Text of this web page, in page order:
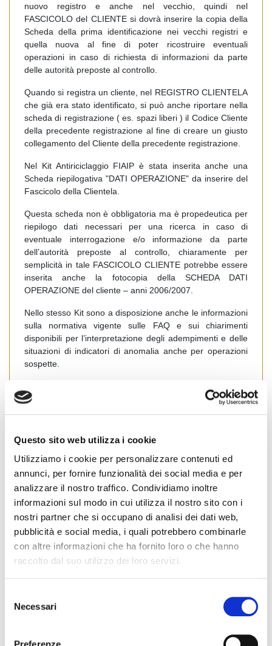
Questo sito web utilizza i cookie
Utilizziamo i cookie per personalizzare contenuti ed
annunci, per fornire funzionalità dei social media e per
analizzare il nostro traffico. Condividiamo inoltre
informazioni sul modo in cui utilizza il nostro sito con i
nostri partner che si occupano di analisi dei dati web,
pubblicità e social media, i quali potrebbero combinarle
con altre informazioni che ha fornito loro o che hanno
raccolto dal suo utilizzo dei loro servizi.
Necessari
Preferenze
nuovo registro e anche nel vecchio, quindi nel
FASCICOLO del CLIENTE si dovrà inserire la copia della
Scheda della prima identificazione nei vecchi registri e
quella nuova al fine di poter ricostruire eventuali
operazioni in caso di richiesta di informazioni da parte
delle autorità preposte al controllo.
Quando si registra un cliente, nel REGISTRO CLIENTELA
che già era stato identificato, si può anche riportare nella
scheda di registrazione ( es. spazi liberi ) il Codice Cliente
della precedente registrazione al fine di creare un giusto
collegamento del Cliente della precedente registrazione.
Nel Kit Antiriciclaggio FIAIP è stata inserita anche una
Scheda riepilogativa "DATI OPERAZIONE" da inserire del
Fascicolo della Clientela.
Questa scheda non è obbligatoria ma è propedeutica per
riepilogo dati necessari per una ricerca in caso di
eventuale interrogazione e/o informazione da parte
dell’autorità preposte al controllo, chiaramente per
semplicità in tale FASCICOLO CLIENTE potrebbe essere
inserita anche la fotocopia della SCHEDA DATI
OPERAZIONE del cliente – anni 2006/2007.
Nello stesso Kit sono a disposizione anche le informazioni
sulla normativa vigente sulle FAQ e sui chiarimenti
disponibili per l’interpretazione degli adempimenti e delle
situazioni di indicatori di anomalia anche per operazioni
sospette.
Emilia Romagna
Cognome Associato